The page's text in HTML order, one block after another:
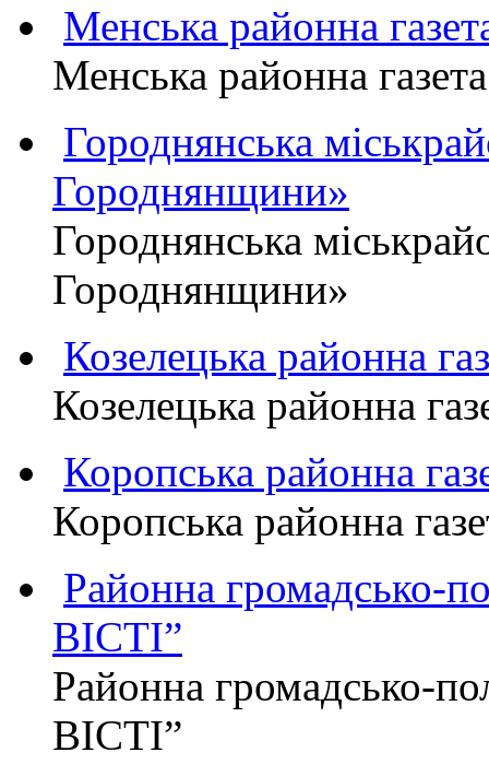
Менська районна
Менська районна
Городнянська
Городнянщини»
Городнянська
Городнянщини»
Козелецька районна
Козелецька районна
Коропська районна
Коропська районна
Районна громадсько-
ВІСТІ”
Районна громадсько-
ВІСТІ”